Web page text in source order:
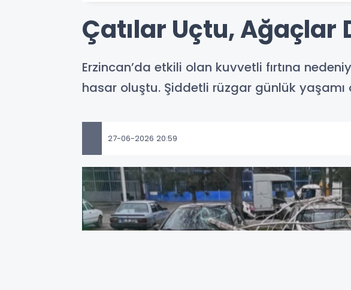
Çatılar Uçtu, Ağaçlar
Erzincan’da etkili olan kuvvetli fırtına
hasar oluştu. Şiddetli rüzgar günlük yaşamı
27-06-2026 20:59